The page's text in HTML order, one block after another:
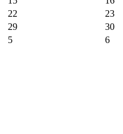
22
23
29
30
5 6